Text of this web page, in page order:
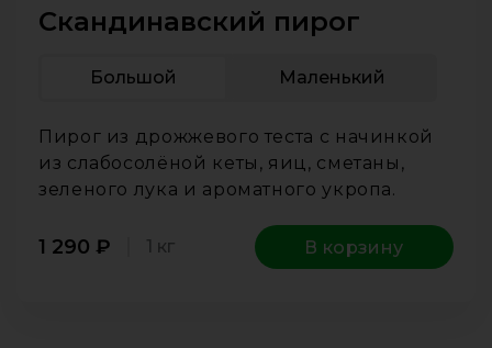
Скандинавский пирог
Большой Маленький
Пирог из дрожжевого теста с начинкой
из слабосолёной кеты, яиц, сметаны,
зеленого лука и ароматного укропа.
1 290 ₽ 1 кг В корзину